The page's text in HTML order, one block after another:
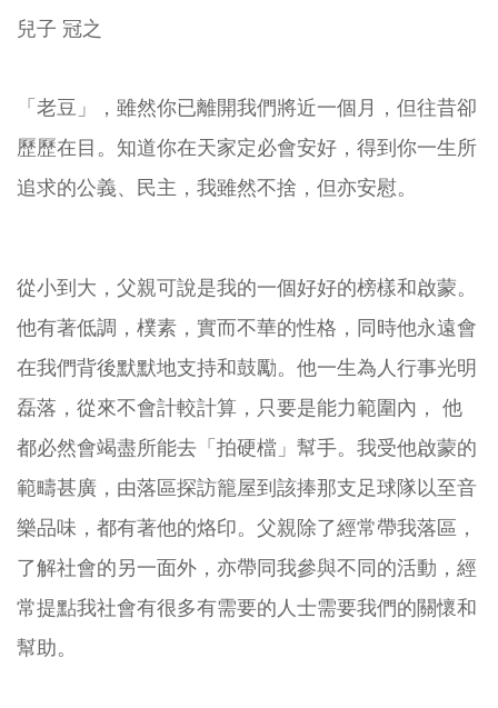
兒子 冠之
「老豆」，雖然你已離開我們將近一個月，但往昔卻
歷歷在目。知道你在天家定必會安好，得到你一生所
追求的公義、民主，我雖然不捨，但亦安慰。
從小到大，父親可說是我的一個好好的榜樣和啟蒙。
他有著低調，樸素，實而不華的性格，同時他永遠會
在我們背後默默地支持和鼓勵。他一生為人行事光明
磊落，從來不會計較計算，只要是能力範圍內， 他
都必然會竭盡所能去「拍硬檔」幫手。我受他啟蒙的
範疇甚廣，由落區探訪籠屋到該捧那支足球隊以至音
樂品味，都有著他的烙印。父親除了經常帶我落區，
了解社會的另一面外，亦帶同我參與不同的活動，經
常提點我社會有很多有需要的人士需要我們的關懷和
幫助。